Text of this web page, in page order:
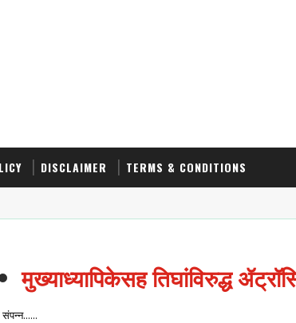
DISCLAIMER TERMS & CONDITIONS
मुख्याध्यापिकेसह तिघांविरुद्ध
संपन्न......